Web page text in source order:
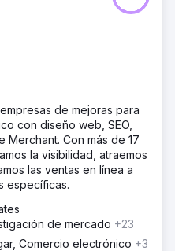
de mejoras para
con diseño web, SEO,
Merchant. Con más de 17
la visibilidad, atraemos
las ventas en línea a
específicas.
de mercado +23
Comercio electrónico +3